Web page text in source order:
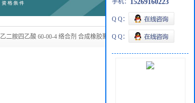
乙二胺四乙酸 60-00-4 络合剂 合成橡胶聚合引发剂
手机： 15269160223
Q Q：
Q Q：